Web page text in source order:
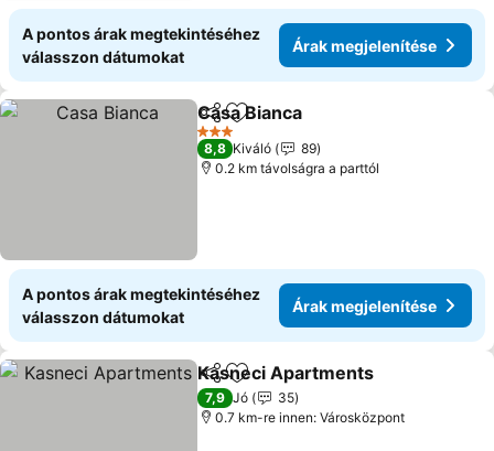
A pontos árak megtekintéséhez
válasszon dátumokat
Árak megjelenítése
Megosztás
Hozzáadás a kedvencekhez
Casa Bianca
3 Kategória
8,8 Kiváló
89
0.2 km távolságra a parttól
A pontos árak megtekintéséhez
válasszon dátumokat
Árak megjelenítése
Megosztás
Hozzáadás a kedvencekhez
Kasneci Apartments
7,9 Jó
35
0.7 km-re innen: Városközpont